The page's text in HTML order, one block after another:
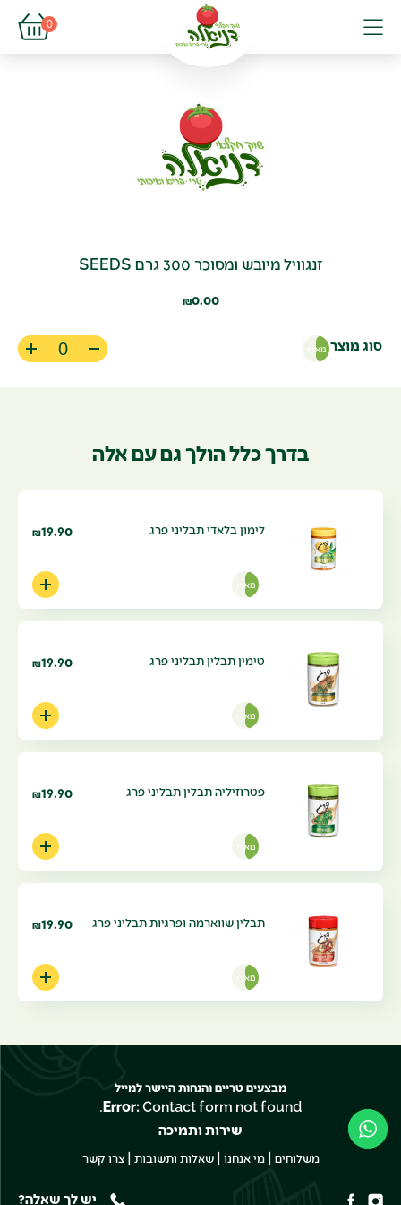
0
פתיחת
פתיחת
זנגוויל מיובש ומסוכר 300 גרם SEEDS
₪0.00
סוג מוצר מארז
בדרך כלל הולך גם עם אלה
לימון בלאדי תבליני פרג ₪19.90
מארז
טימין תבלין תבליני פרג ₪19.90
מארז
פטרוזיליה תבלין תבליני פרג ₪19.90
מארז
תבלין שווארמה ופרגיות תבליני פרג ₪19.90
מארז
מבצעים טריים והנחות היישר למייל
Error:Contact form not found.
שירות ותמיכה
משלוחים |מי אנחנו |שאלות ותשובות |צרו קשר
יש לך שאלה?